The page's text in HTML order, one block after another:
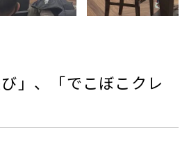
」、「でこぼこクレ